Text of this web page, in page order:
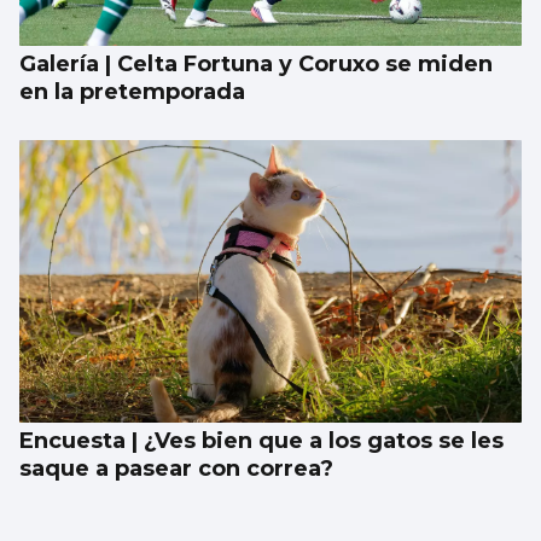
Galería | Celta Fortuna y Coruxo se miden
en la pretemporada
Encuesta | ¿Ves bien que a los gatos se les
saque a pasear con correa?